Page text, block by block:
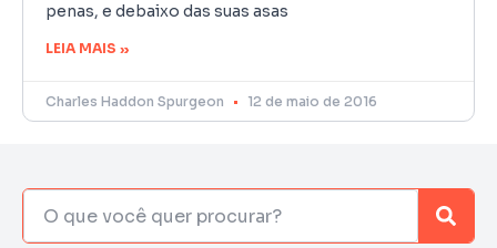
penas, e debaixo das suas asas
LEIA MAIS »
Charles Haddon Spurgeon 12 de maio de 2016